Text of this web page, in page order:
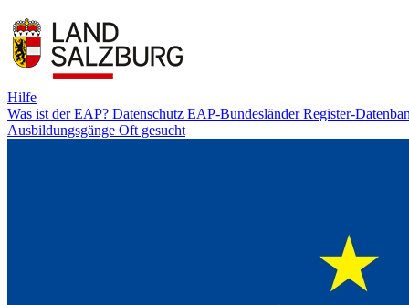
Hilfe
Was ist der EAP? Datenschutz EAP-BundesländerRegister-
Ausbildungsgänge Oft gesucht